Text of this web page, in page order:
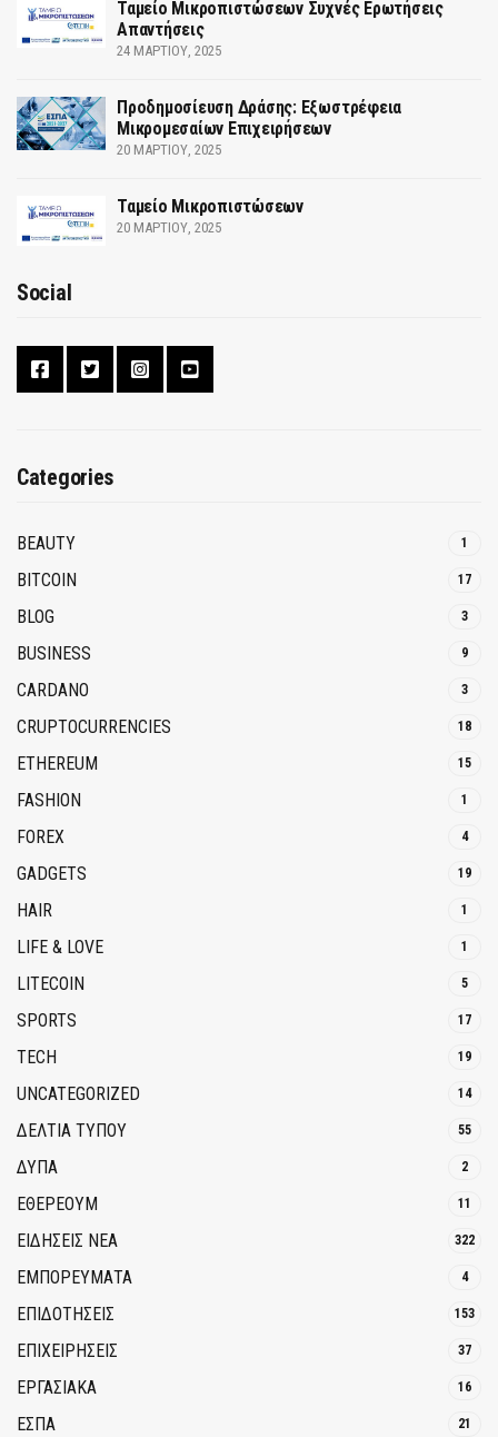
Ταμείο Μικροπιστώσεων Συχνές Ερωτήσεις
Απαντήσεις
24 ΜΑΡΤΊΟΥ, 2025
Προδημοσίευση Δράσης: Εξωστρέφεια
Μικρομεσαίων Επιχειρήσεων
20 ΜΑΡΤΊΟΥ, 2025
Ταμείο Μικροπιστώσεων
20 ΜΑΡΤΊΟΥ, 2025
Social
Categories
BEAUTY 1
BITCOIN 17
BLOG 3
BUSINESS 9
CARDANO 3
CRUPTOCURRENCIES 18
ETHEREUM 15
FASHION 1
FOREX 4
GADGETS 19
HAIR 1
LIFE & LOVE 1
LITECOIN 5
SPORTS 17
TECH 19
UNCATEGORIZED 14
ΔΕΛΤΙΑ ΤΥΠΟΥ 55
ΔΥΠΑ 2
ΕΘΈΡΕΟΥΜ 11
ΕΙΔΗΣΕΙΣ ΝΕΑ 322
ΕΜΠΟΡΕΥΜΑΤΑ 4
ΕΠΙΔΟΤΗΣΕΙΣ 153
ΕΠΙΧΕΙΡΗΣΕΙΣ 37
ΕΡΓΑΣΙΑΚΑ 16
ΕΣΠΑ 21